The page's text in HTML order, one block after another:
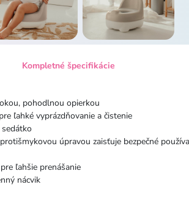
Kompletné špecifikácie
pohodlnou opierkou
ľahké vyprázdňovanie a čistenie
úpravou zaisťuje bezpečné
ľahšie prenášanie
nácvik